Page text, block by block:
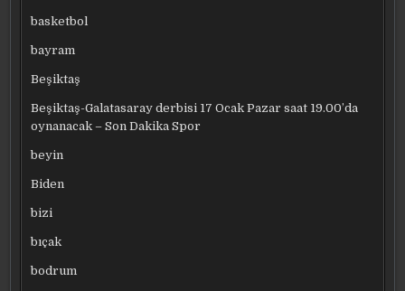
basketbol
bayram
Beşiktaş
Beşiktaş-Galatasaray derbisi 17 Ocak Pazar saat 19.00’da
oynanacak – Son Dakika Spor
beyin
Biden
bizi
bıçak
bodrum